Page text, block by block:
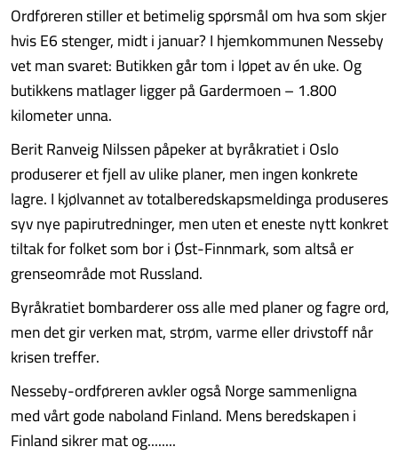
Ordføreren stiller et betimelig spørsmål om hva som skjer
hvis E6 stenger, midt i januar? I hjemkommunen Nesseby
vet man svaret: Butikken går tom i løpet av én uke. Og
butikkens matlager ligger på Gardermoen – 1.800
kilometer unna.
Berit Ranveig Nilssen påpeker at byråkratiet i Oslo
produserer et fjell av ulike planer, men ingen konkrete
lagre. I kjølvannet av totalberedskapsmeldinga produseres
syv nye papirutredninger, men uten et eneste nytt konkret
tiltak for folket som bor i Øst-Finnmark, som altså er
grenseområde mot Russland.
Byråkratiet bombarderer oss alle med planer og fagre ord,
men det gir verken mat, strøm, varme eller drivstoff når
krisen treffer.
Nesseby-ordføreren avkler også Norge sammenligna
med vårt gode naboland Finland. Mens beredskapen i
Finland sikrer mat og........